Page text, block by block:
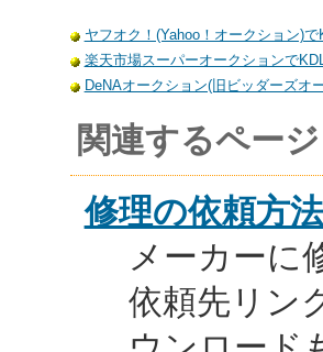
ヤフオク！(Yahoo！オークション)
楽天市場スーパーオークションで
DeNAオークション(旧ビッダーズオ
関連するページ
修理の依頼方法
メーカーに
依頼先リン